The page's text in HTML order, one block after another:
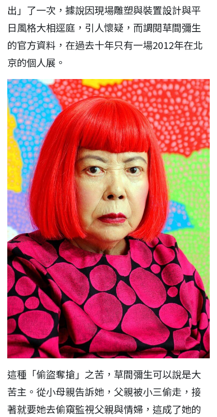
出」了一次，據說因現場雕塑與裝置設計與平
日風格大相逕庭，引人懷疑，而調閱草間彌生
的官方資料，在過去十年只有一場2012年在北
京的個人展。
這種「偷盜奪搶」之苦，草間彌生可以說是大
苦主。從小母親告訴她，父親被小三偷走，接
著就要她去偷窺監視父親與情婦，這成了她的